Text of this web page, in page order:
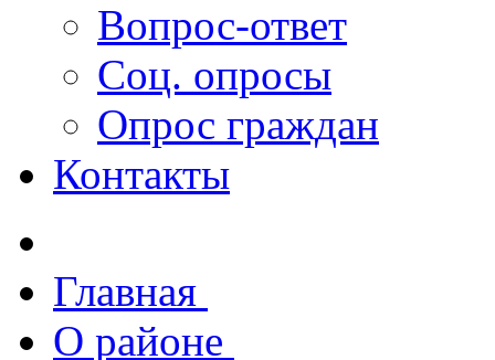
Вопрос-ответ
Соц. опросы
Опрос граждан
Контакты
Главная
О районе